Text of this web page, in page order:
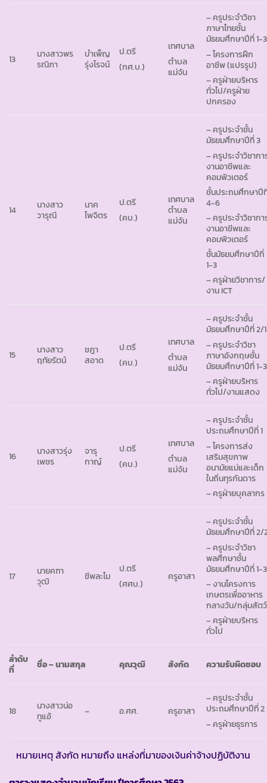
13
นางสาวพร
รณิภา
บำเพ็ญ
รุ่งโรจน์
ป.ตรี
(กศ.บ.)
เทศบาล
ตำบล
แม่จัน
– ครูประจำวิชา
ภาษาไทยชั้น
มัธยมศึกษาปีที่ 1-3
– โครงการฝึก
อาชีพ (แปรรูป)
– ครูฝ่ายบริหาร
ทั่วไป/ครูฝ่าย
ปกครอง
14
นางสาว
วารุณี
นาค
ไพจิตร
ป.ตรี
(คบ.)
เทศบาล
ตำบล
แม่จัน
– ครูประจำชั้น
มัธยมศึกษาปีที่ 3
– ครูประจำวิชากา
งานอาชีพและ
คอมพิวเตอร์
ชั้นประถมศึกษาปี
4-6
– ครูประจำวิชากา
งานอาชีพและ
คอมพิวเตอร์
ชั้นมัธยมศึกษาปีที่
1-3
– ครูฝ่ายวิชาการ/
งาน ICT
15
นางสาว
ฤทัยรัตน์
ชฎา
สอาด
ป.ตรี
(คบ.)
เทศบาล
ตำบล
แม่จัน
– ครูประจำชั้น
มัธยมศึกษาปีที่ 2/1
– ครูประจำวิชา
ภาษาอังกฤษชั้น
มัธยมศึกษาปีที่ 1-3
– ครูฝ่ายบริหาร
ทั่วไป/งานแสดง
16
นางสาวรุ่ง
เพชร
จารุ
กาญ์
ป.ตรี
(คบ.)
เทศบาล
ตำบล
แม่จัน
– ครูประจำชั้น
ประถมศึกษาปีที่ 1
– โครงการส่ง
เสริมสุขภาพ
อนามัยแม่และเด็ก
ในถิ่นทุรกันดาร
– ครูฝ่ายบุคลากร
17
นายคฑา
วุฒิ
ชีพละไม
ป.ตรี
(ศศบ.)
ครูอาสา
– ครูประจำชั้น
มัธยมศึกษาปีที่ 2/
– ครูประจำวิชา
พลศึกษาชั้น
มัธยมศึกษาปีที่ 1-3
– งานโครงการ
เกษตรเพื่ออาหาร
กลางวัน/กลุ่มสัตว์
– ครูฝ่ายบริหาร
ทั่วไป
ลำดับ
ที่
ชื่อ – นามสกุล คุณวุฒิ สังกัด ความรับผิดชอบ
18
นางสาวน่อ
ทูแอ้
– อ.ศศ. ครูอาสา
– ครูประจำชั้น
ประถมศึกษาปีที่ 2
– ครูฝ่ายธุรการ
หมายเหตุ สังกัด หมายถึง แหล่งที่มาของเงินค่าจ้างปฏิบัติงาน